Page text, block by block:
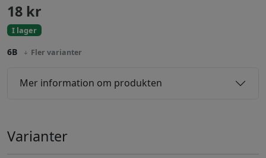
18 kr
I lager
6B Fler varianter
Mer information om produkten
Varianter